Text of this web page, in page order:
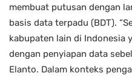
membuat putusan dengan
basis data terpadu (BDT).
kabupaten lain di Indonesia
dengan penyiapan data
Elanto. Dalam konteks